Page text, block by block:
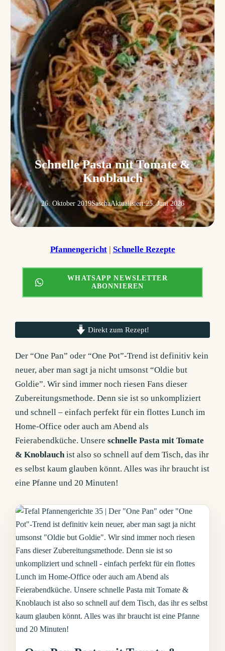
Schnelle Pasta mit Tomate &
Knoblauch
26. Oktober 2019SaschaAktualisiert:25. Juni 2026
Pfannengericht | Schnelle Rezepte
WHATSAPP NEWSLETTER
ABONNIEREN
Direkt zum Rezept!
Der “One Pan” oder “One Pot”-Trend ist definitiv kein
neuer, aber man sagt ja nicht umsonst “Oldie but
Goldie”. Wir sind immer noch riesen Fans dieser
Zubereitungsmethode. Denn sie ist so unkompliziert
und schnell – einfach perfekt für ein flottes Lunch im
Home-Office oder auch am Abend als
Feierabendküche. Unsereschnelle Pasta mit Tomate
& Knoblauchist also so schnell auf dem Tisch, das ihr
es selbst kaum glauben könnt. Alles was ihr braucht ist
eine Pfanne und 20 Minuten!